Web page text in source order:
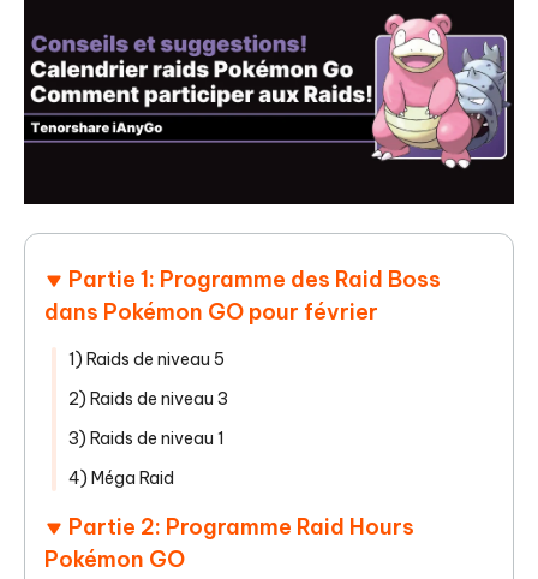
Partie 1: Programme des Raid Boss
dans Pokémon GO pour février
1) Raids de niveau 5
2) Raids de niveau 3
3) Raids de niveau 1
4) Méga Raid
Partie 2: Programme Raid Hours
Pokémon GO